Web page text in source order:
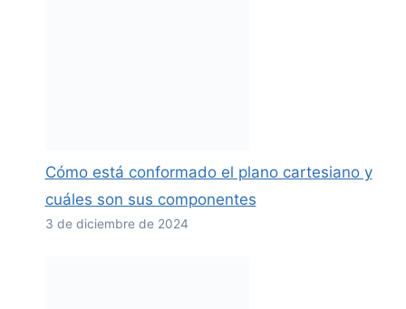
Cómo está conformado el plano cartesiano y
cuáles son sus componentes
3 de diciembre de 2024